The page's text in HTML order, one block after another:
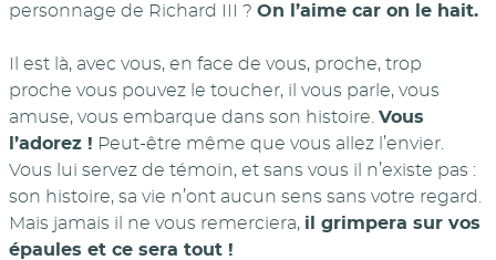
personnage de Richard III ? On l’aime car on le hait.
Il est là, avec vous, en face de vous, proche, trop
proche vous pouvez le toucher, il vous parle, vous
amuse, vous embarque dans son histoire. Vous
l’adorez ! Peut-être même que vous allez l’envier.
Vous lui servez de témoin, et sans vous il n’existe pas :
son histoire, sa vie n’ont aucun sens sans votre regard.
Mais jamais il ne vous remerciera, il grimpera sur vos
épaules et ce sera tout !